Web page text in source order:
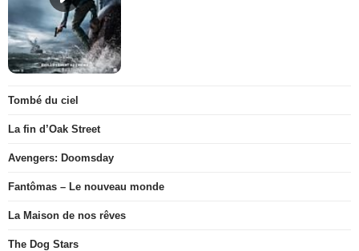
Tombé du ciel
La fin d’Oak Street
Avengers: Doomsday
Fantômas – Le nouveau monde
La Maison de nos rêves
The Dog Stars